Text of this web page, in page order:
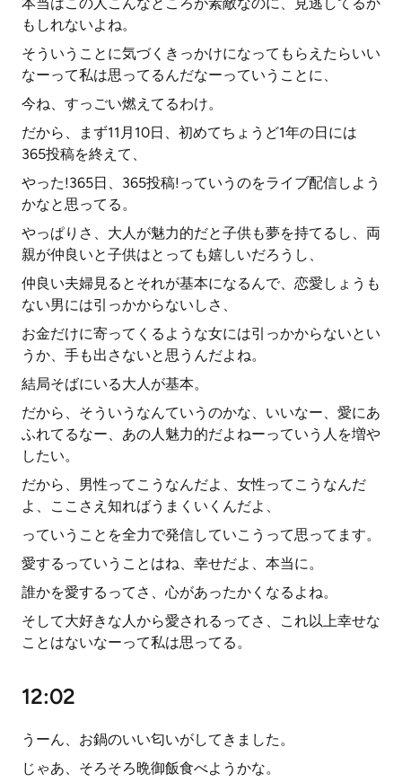
もしれないよね。
そういうことに気づくきっかけになってもらえたらいい
なーって私は思ってるんだなーっていうことに、
今ね、すっごい燃えてるわけ。
だから、まず11月10日、初めてちょうど1年の日には
365投稿を終えて、
やった!365日、365投稿!っていうのをライブ配信しよう
かなと思ってる。
やっぱりさ、大人が魅力的だと子供も夢を持てるし、両
親が仲良いと子供はとっても嬉しいだろうし、
仲良い夫婦見るとそれが基本になるんで、恋愛しょうも
ない男には引っかからないしさ、
お金だけに寄ってくるような女には引っかからないとい
うか、手も出さないと思うんだよね。
結局そばにいる大人が基本。
だから、そういうなんていうのかな、いいなー、愛にあ
ふれてるなー、あの人魅力的だよねーっていう人を増や
したい。
だから、男性ってこうなんだよ、女性ってこうなんだ
よ、ここさえ知ればうまくいくんだよ、
っていうことを全力で発信していこうって思ってます。
愛するっていうことはね、幸せだよ、本当に。
誰かを愛するってさ、心があったかくなるよね。
そして大好きな人から愛されるってさ、これ以上幸せな
ことはないなーって私は思ってる。
12:02
うーん、お鍋のいい匂いがしてきました。
じゃあ、そろそろ晩御飯食べようかな。